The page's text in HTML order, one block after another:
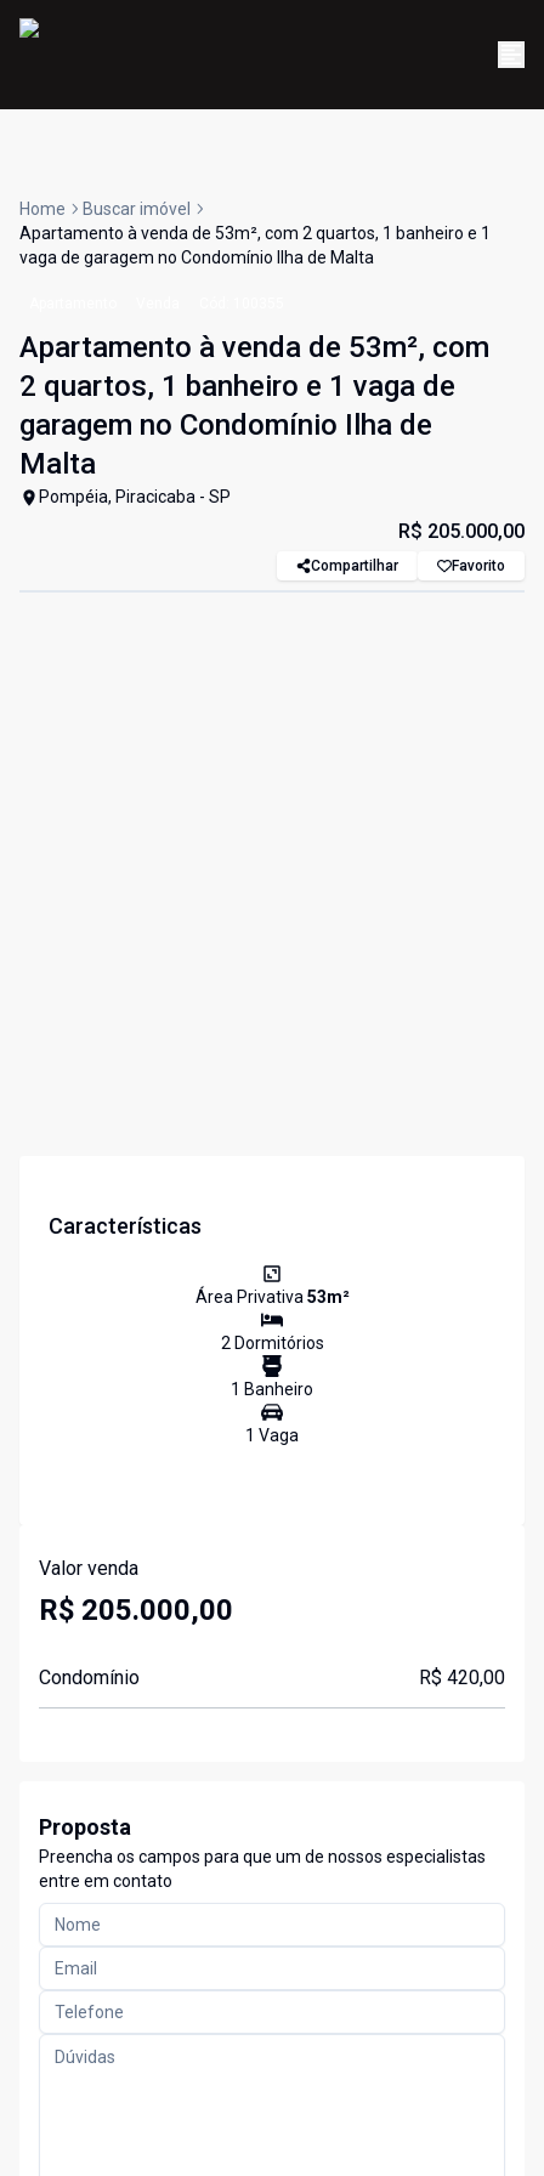
Home
Buscar imóvel
Apartamento à venda de 53m², com 2 quartos, 1 banheiro e 1
vaga de garagem no Condomínio Ilha de Malta
Apartamento à venda de 53m², com
2 quartos, 1 banheiro e 1 vaga de
garagem no Condomínio Ilha de
Malta
Pompéia, Piracicaba - SP
R$ 205.000,00
Compartilhar Favorito
Características
Área Privativa53m²
2Dormitórios
1 Banheiro
1 Vaga
Valor venda
R$ 205.000,00
Condomínio R$ 420,00
Proposta
Preencha os campos para que um de nossos especialistas
entre em contato